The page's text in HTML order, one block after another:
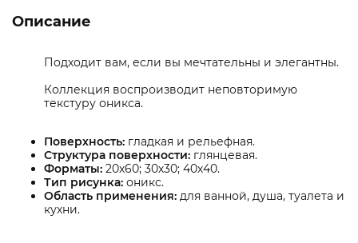
Описание
Подходит вам, если вы мечтательны и элегантны.
Коллекция воспроизводит неповторимую
текстуру оникса.
Поверхность: гладкая и рельефная.
Структура поверхности: глянцевая.
Форматы: 20х60; 30х30; 40х40.
Тип рисунка: оникс.
Область применения: для ванной, душа, туалета и
кухни.